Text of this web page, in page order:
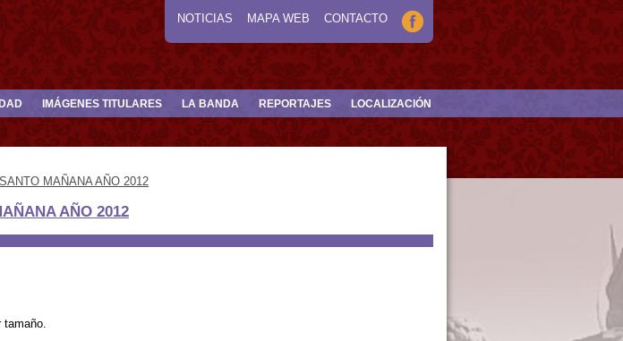
NOTICIAS MAPA WEB CONTACTO
IMÁGENES TITULARES LA BANDA REPORTAJES LOCALIZACIÓN
MAÑANA AÑO 2012
AÑO 2012